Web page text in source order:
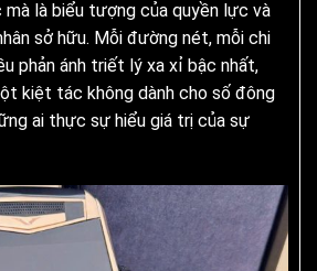
là biểu tượng của quyền lực và
sở hữu. Mỗi đường nét, mỗi chi
phản ánh triết lý xa xỉ bậc nhất,
kiệt tác không dành cho số đông
ai thực sự hiểu giá trị của sự